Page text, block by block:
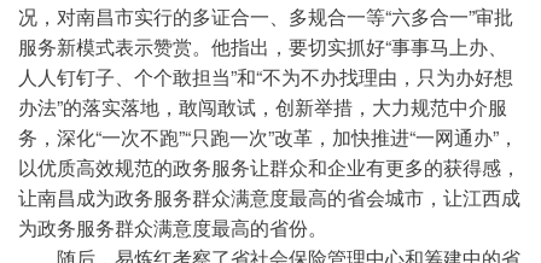
况，对南昌市实行的多证合一、多规合一等“六多合一”审批
服务新模式表示赞赏。他指出，要切实抓好“事事马上办、
人人钉钉子、个个敢担当”和“不为不办找理由，只为办好想
办法”的落实落地，敢闯敢试，创新举措，大力规范中介服
务，深化“一次不跑”“只跑一次”改革，加快推进“一网通办”，
以优质高效规范的政务服务让群众和企业有更多的获得感，
让南昌成为政务服务群众满意度最高的省会城市，让江西成
为政务服务群众满意度最高的省份。